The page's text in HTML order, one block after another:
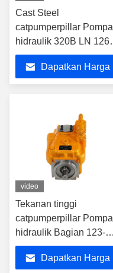
Cast Steel
catpumperpillar Pompa
hidraulik 320B LN 126-
2073 pompa catpompa
Pompa tekanan
Dapatkan Harga
video
Tekanan tinggi
catpumperpillar Pompa
hidraulik Bagian 123-
2233 Disesuaikan
Dapatkan Harga